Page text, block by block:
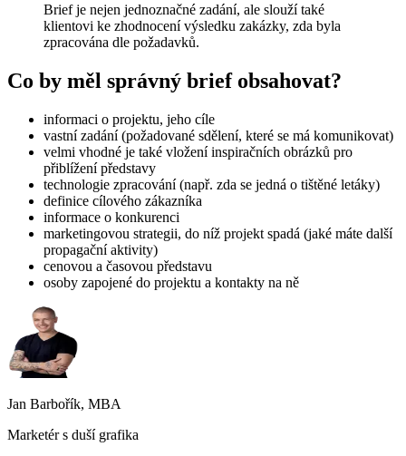
Brief je nejen jednoznačné zadání, ale slouží také
klientovi ke zhodnocení výsledku zakázky, zda byla
zpracována dle požadavků.
Co by měl správný brief obsahovat?
informaci o projektu, jeho cíle
vastní zadání (požadované sdělení, které se má komunikovat)
velmi vhodné je také vložení inspiračních obrázků pro
přiblížení představy
technologie zpracování (např. zda se jedná o tištěné letáky)
definice cílového zákazníka
informace o konkurenci
marketingovou strategii, do níž projekt spadá (jaké máte další
propagační aktivity)
cenovou a časovou představu
osoby zapojené do projektu a kontakty na ně
Jan Barbořík, MBA
Marketér s duší grafika